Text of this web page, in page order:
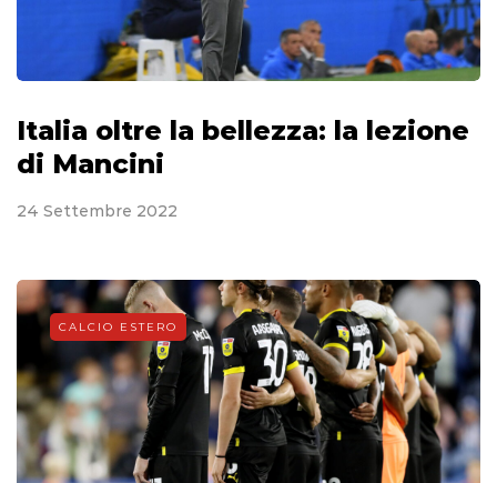
Italia oltre la bellezza: la lezione
di Mancini
24 Settembre 2022
CALCIO ESTERO